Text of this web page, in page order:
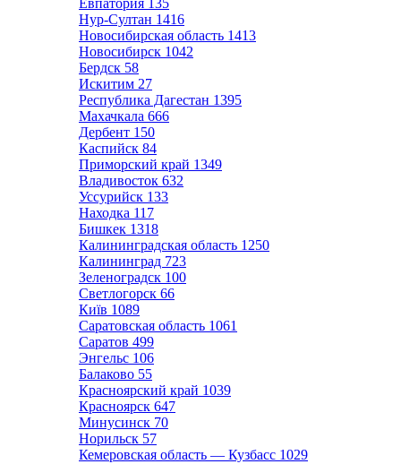
Евпатория 135
Нур-Султан 1416
Новосибирская область 1413
Новосибирск 1042
Бердск 58
Искитим 27
Республика Дагестан 1395
Махачкала 666
Дербент 150
Каспийск 84
Приморский край 1349
Владивосток 632
Уссурийск 133
Находка 117
Бишкек 1318
Калининградская область 1250
Калининград 723
Зеленоградск 100
Светлогорск 66
Київ 1089
Саратовская область 1061
Саратов 499
Энгельс 106
Балаково 55
Красноярский край 1039
Красноярск 647
Минусинск 70
Норильск 57
Кемеровская область — Кузбасс 1029